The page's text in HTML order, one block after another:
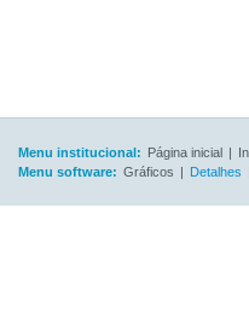
Menu institucional: Página inicial |
Menu software: Gráficos | Detalhes